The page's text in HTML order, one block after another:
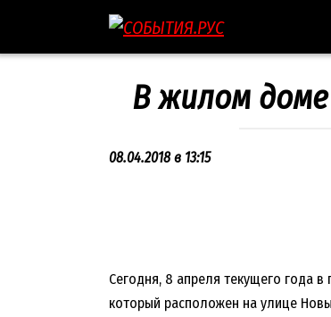
контенту
В жилом
08.04.2018 в 13:15
Сегодня, 8 апреля текущего года
который расположен на улице